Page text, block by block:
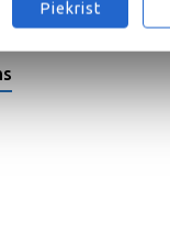
Piekrist